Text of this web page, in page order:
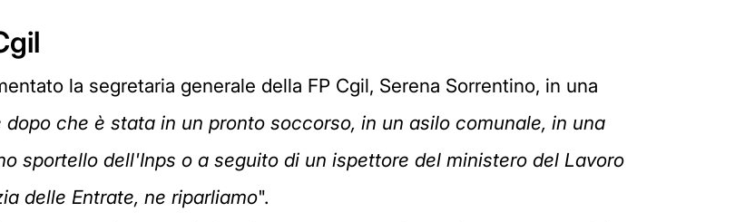
la segretaria generale della FP Cgil, Serena Sorrentino, in una
dopo che è stata in un pronto soccorso, in un asilo comunale, in una
sportello dell'Inps o a seguito di un ispettore del ministero del Lavoro
delle Entrate, ne riparliamo".